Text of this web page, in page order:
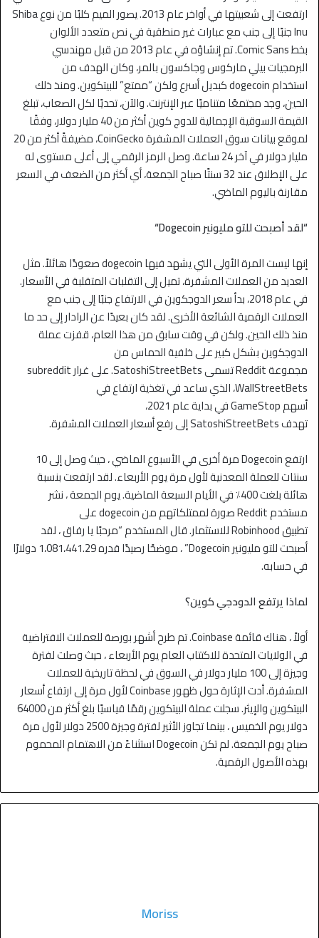
ارتفعت إلى شعبيتها في أواخر عام 2013. يصور الميم كلبًا من نوع Shiba
Inu جنبًا إلى جنب مع عبارات غير منطقية في نص متعدد الألوان
بخط Comic Sans. تم إنشاؤه في عام 2013 من قبل مهندسي
البرمجيات بيلي ماركوس وجاكسون بالمر، وكان الهدف من
استخدام dogecoin كبديل أسرع ولكن “ممتع” للبيتكوين. ومنذ ذلك
الحين، وجد مجتمعًا متناميًا عبر الإنترنت. والآن، تحديًا لكل الصعاب، تبلغ
القيمة السوقية الإجمالية للدوج كوين أكثر من 40 مليار دولار، وفقًا
لموقع بيانات سوق العملات المشفرة CoinGecko، مضيفةً أكثر من 20
مليار دولار في آخر 24 ساعة. وصل الرمز الرقمي إلى أعلى مستوى له
على الإطلاق عند 32 سنتًا صباح الجمعة، أي أكثر من الضعف في السعر
مقارنة باليوم الماضي.
“لقد أصبحت للتو مليونيرDogecoin
“
إنها ليست المرة الأولى التي يشهد فيها dogecoin صعودًا هائلاً. مثل
العديد من العملات المشفرة، تميل إلى التقلبات المتقلبة في الأسعار.
في عام 2018، بدأ سعر الدوجكوين في الارتفاع جنبًا إلى جنب مع
العملات الرقمية الشائعة الأخرى. لقد كان بعيدًا عن الرادار إلى حد ما
منذ ذلك الحين. ولكن في وقت سابق من هذا العام، قفزت عملة
الدوجكوين بشكل كبير على خلفية الحماس من
مجموعة Reddit تسمى SatoshiStreetBets. على غرار subreddit
WallStreetBets، الذي ساعد في تغذية ارتفاع في
أسهم GameStop في بداية عام 2021،
تهدف SatoshiStreetBets إلى رفع أسعار العملات المشفرة.
ارتفع Dogecoin مرة أخرى في الأسبوع الماضي ، حيث وصل إلى 10
سنتات للعملة المعدنية لأول مرة يوم الأربعاء. لقد ارتفعت بنسبة
هائلة بلغت 400٪ في الأيام السبعة الماضية. يوم الجمعة ، نشر
مستخدم Reddit صورة لممتلكاتهم من dogecoin على
تطبيق Robinhood للاستثمار. قال المستخدم “مرحبًا يا رفاق ، لقد
أصبحت للتو مليونير Dogecoin” ، موضحًا رصيدًا قدره 1،081،441.29 دولارًا
في حسابه.
لماذا يرتفع الدودجي كوين؟
أولاً ، هناك قائمة Coinbase. تم طرح أشهر بورصة للعملات الافتراضية
في الولايات المتحدة للاكتتاب العام يوم الأربعاء ، حيث وصلت لفترة
وجيزة إلى 100 مليار دولار في السوق في لحظة تاريخية للعملات
المشفرة. أدت الإثارة حول ظهور Coinbase لأول مرة إلى ارتفاع أسعار
البيتكوين والإيثر. سجلت عملة البيتكوين رقمًا قياسيًا بلغ أكثر من 64000
دولار يوم الخميس ، بينما تجاوز الأثير لفترة وجيزة 2500 دولار لأول مرة
صباح يوم الجمعة. لم تكن Dogecoin استثناءً من الاهتمام المحموم
بهذه الأصول الرقمية.
Moriss